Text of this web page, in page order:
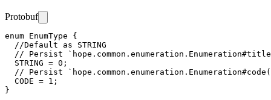
Protobuf
enum EnumType {
  //Default as STRING
// Persist
  STRING = 0;
// Persist
  CODE = 1;